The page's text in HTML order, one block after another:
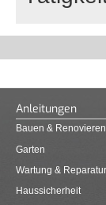
Anleitungen
Bauen & Renovieren
Garten
Wartung & Reparatur
Haussicherheit